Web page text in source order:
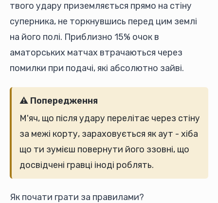
твого удару приземляється прямо на стіну
суперника, не торкнувшись перед цим землі
на його полі. Приблизно 15% очок в
аматорських матчах втрачаються через
помилки при подачі, які абсолютно зайві.
⚠️ Попередження
М'яч, що після удару перелітає через стіну
за межі корту, зараховується як аут - хіба
що ти зумієш повернути його ззовні, що
досвідчені гравці іноді роблять.
Як почати грати за правилами?